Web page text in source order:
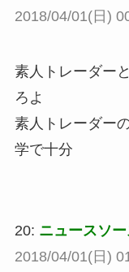
2018/04/01(日)
素人トレーダー
ろよ
素人トレーダー
学で十分
20: ニュースソ
2018/04/01(日)